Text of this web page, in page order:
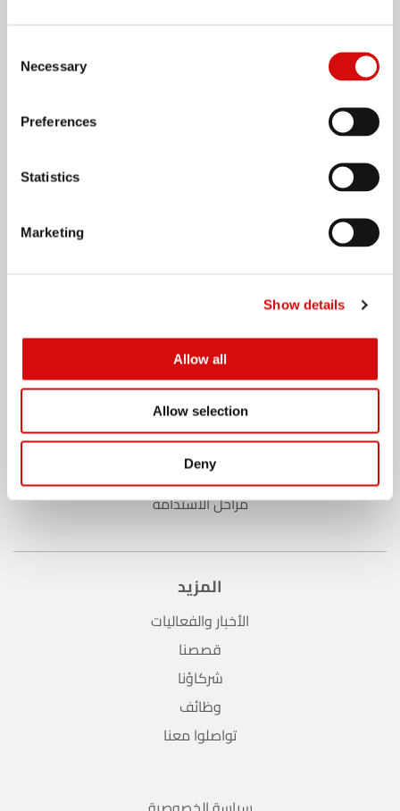
Selection
Necessary
Preferences
Statistics
Marketing
Show details
Allow all
Allow selection
Deny
الاستدامة
انجازاتنا
الاستراتيجية
مراحل الاستدامة
المزيد
الأخبار والفعاليات
قصصنا
شركاؤنا
وظائف
تواصلوا معنا